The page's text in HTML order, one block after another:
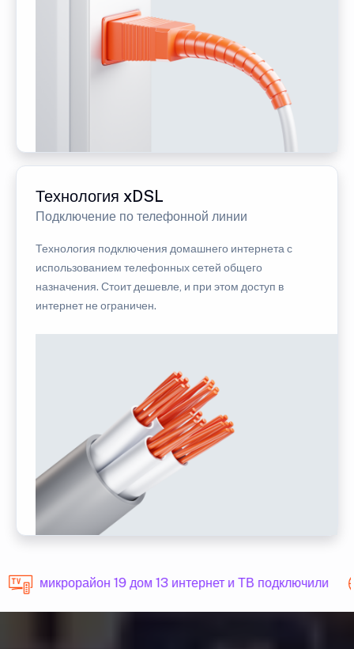
Технология xDSL
Подключение по телефонной линии
Технология подключения домашнего интернета с
использованием телефонных сетей общего
назначения. Стоит дешевле, и при этом доступ в
интернет не ограничен.
микрорайон 19 дом 13 интернет и ТВ подключили